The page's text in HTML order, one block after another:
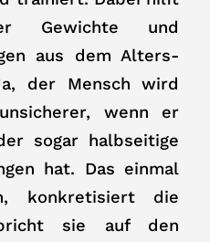
Gewichte und
aus dem Alters-
der Mensch wird
wenn er
sogar halbseitige
hat. Das einmal
konkretisiert die
sie auf den